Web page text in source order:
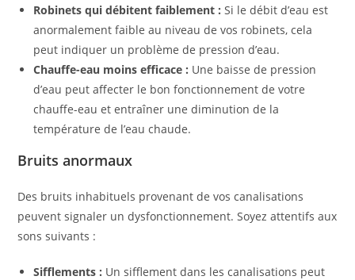
Robinets qui débitent faiblement : Si le débit d’eau est
anormalement faible au niveau de vos robinets, cela
peut indiquer un problème de pression d’eau.
Chauffe-eau moins efficace : Une baisse de pression
d’eau peut affecter le bon fonctionnement de votre
chauffe-eau et entraîner une diminution de la
température de l’eau chaude.
Bruits anormaux
Des bruits inhabituels provenant de vos canalisations
peuvent signaler un dysfonctionnement. Soyez attentifs aux
sons suivants :
Sifflements : Un sifflement dans les canalisations peut